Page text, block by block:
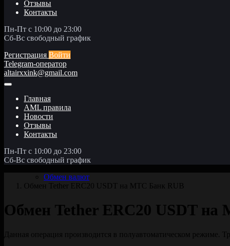
Отзывы
Контакты
Пн-Пт с 10:00 до 23:00
Сб-Вс свободный график
Регистрация Войти
Telegram-оператор
altairxxink@gmail.com
Главная
AML правила
Новости
Отзывы
Контакты
Пн-Пт с 10:00 до 23:00
Сб-Вс свободный график
Обмен валют
Обмен Tether ERC20 USDT на МТС Банк RUB
Обмен Tether ERC20 USDT
Данная операция производится в полуавтоматическом режиме.